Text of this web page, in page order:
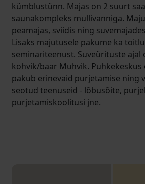
kümblustünn. Majas on 2 suurt
saunakompleks mullivanniga.
peamajas, sviidis ning
Lisaks majutusele pakume ka
seminariteenust. Suveürituste ajal
kohvik/baar Muhvik. Puhkekeskus
pakub erinevaid purjetamise ning
seotud teenuseid - lõbusõite,
purjetamiskoolitusi jne.